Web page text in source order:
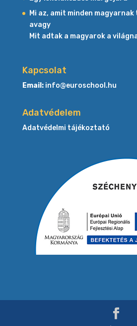
Mi az, amit minden
avagy
Mit adtak a magyarok a
Kapcsolat
Email: info@euroschool.hu
Adatvédelem
Adatvédelmi tájékoztató